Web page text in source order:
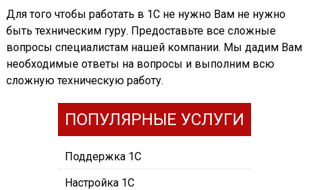
Для того чтобы работать в 1С не нужно Вам не нужно
быть техническим гуру. Предоставьте все сложные
вопросы специалистам нашей компании. Мы дадим Вам
необходимые ответы на вопросы и выполним всю
сложную техническую работу.
ПОПУЛЯРНЫЕ УСЛУГИ
Поддержка 1С
Настройка 1С